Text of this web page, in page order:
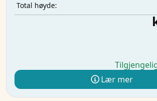
Total høyde:
Lær mer